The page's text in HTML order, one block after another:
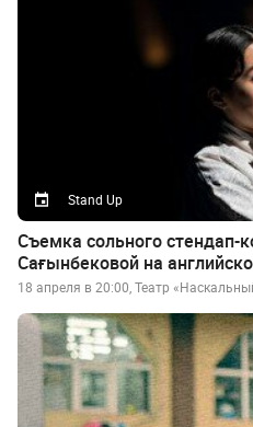
Stand Up
Съемка сольного
Сағынбековой на
18 апреля в 20:00, Театр